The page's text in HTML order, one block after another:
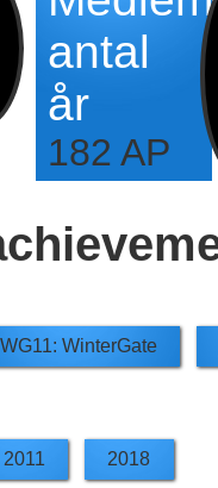
antal
år
182 AP
WG11: WinterGate
2011 2018